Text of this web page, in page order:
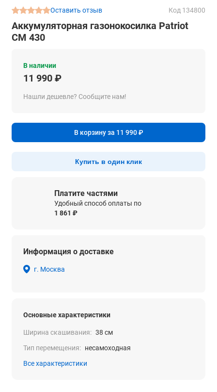
Оставить отзыв Код 134800
Аккумуляторная газонокосилка Patriot
CM 430
В наличии
11 990 ₽
Нашли дешевле? Сообщите нам!
В корзину за 11 990 ₽
Купить в один клик
Платите частями
Удобный способ оплаты по
1 861 ₽
Информация о доставке
г. Москва
Основные характеристики
Ширина скашивания: 38 см
Тип перемещения: несамоходная
Все характеристики